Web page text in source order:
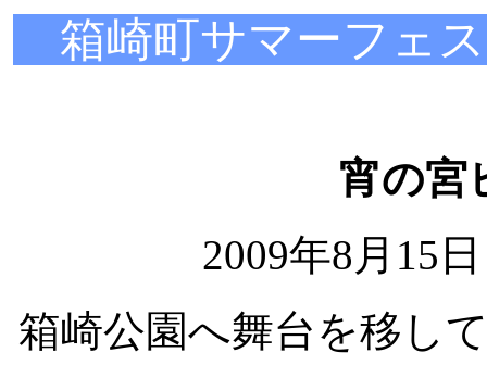
箱崎町サマーフェ
宵の宮
2009年8月15
箱崎公園へ舞台を移し